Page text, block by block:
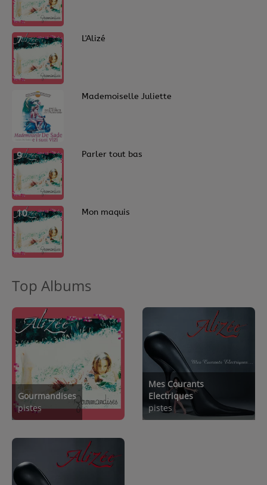
7 L'Alizé
Mademoiselle Juliette
9 Parler tout bas
10 Mon maquis
Top Albums
Gourmandises
pistes
Mes Courants
Electriques
pistes